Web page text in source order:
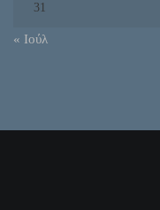
31
« Ιούλ